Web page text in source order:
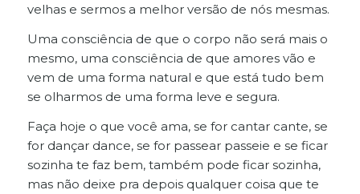
velhas e sermos a melhor versão de nós mesmas.
Uma consciência de que o corpo não será mais o
mesmo, uma consciência de que amores vão e
vem de uma forma natural e que está tudo bem
se olharmos de uma forma leve e segura.
Faça hoje o que você ama, se for cantar cante, se
for dançar dance, se for passear passeie e se ficar
sozinha te faz bem, também pode ficar sozinha,
mas não deixe pra depois qualquer coisa que te